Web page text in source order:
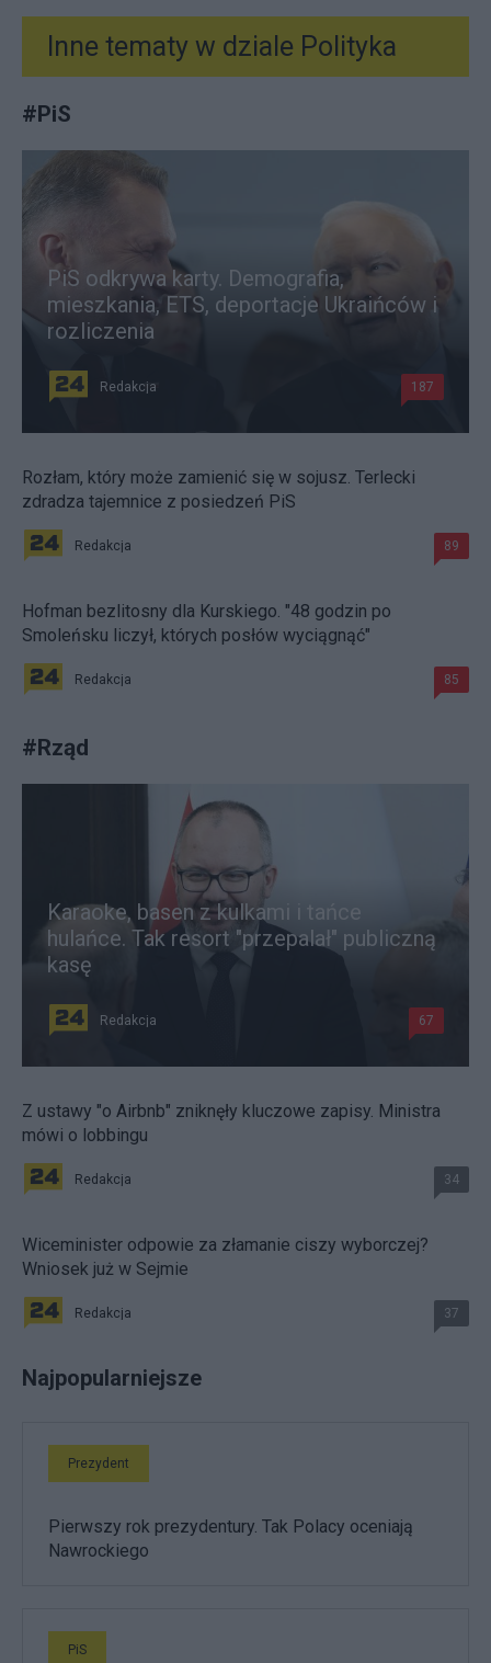
Inne tematy w dziale Polityka
#PiS
PiS odkrywa karty. Demografia,
mieszkania, ETS, deportacje Ukraińców i
rozliczenia
Redakcja 187
Rozłam, który może zamienić się w sojusz. Terlecki
zdradza tajemnice z posiedzeń PiS
Redakcja 89
Hofman bezlitosny dla Kurskiego. "48 godzin po
Smoleńsku liczył, których posłów wyciągnąć"
Redakcja 85
#Rząd
Karaoke, basen z kulkami i tańce
hulańce. Tak resort "przepalał" publiczną
kasę
Redakcja 67
Z ustawy "o Airbnb" zniknęły kluczowe zapisy. Ministra
mówi o lobbingu
Redakcja 34
Wiceminister odpowie za złamanie ciszy wyborczej?
Wniosek już w Sejmie
Redakcja 37
Najpopularniejsze
Prezydent
Pierwszy rok prezydentury. Tak Polacy oceniają
Nawrockiego
PiS